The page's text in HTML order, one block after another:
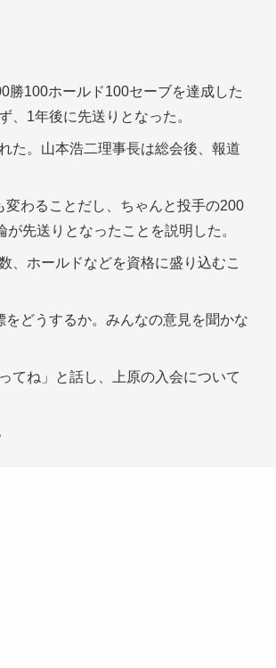
勝100ホールド100セーブを達成した
、1年後に先送りとなった。
た。山本浩二理事長は総会後、報道
わることだし、ちゃんと投手の200
先送りとなったことを説明した。
、ホールドなどを資格に盛り込むこ
をどうするか。みんなの意見を聞かな
てね」と話し、上原の入会について